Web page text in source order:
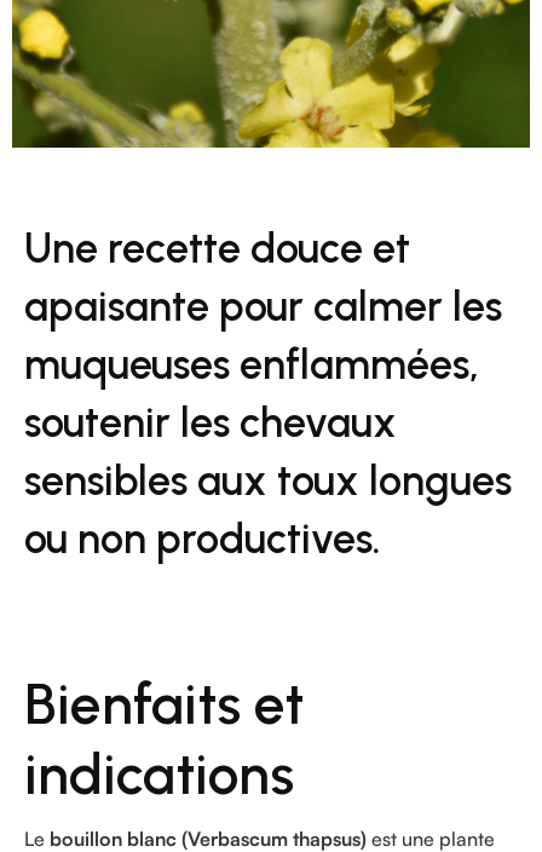
Une recette douce et
apaisante pour calmer les
muqueuses enflammées,
soutenir les chevaux
sensibles aux toux longues
ou non productives.
Bienfaits et
indications
Le bouillon blanc (Verbascum thapsus) est une plante